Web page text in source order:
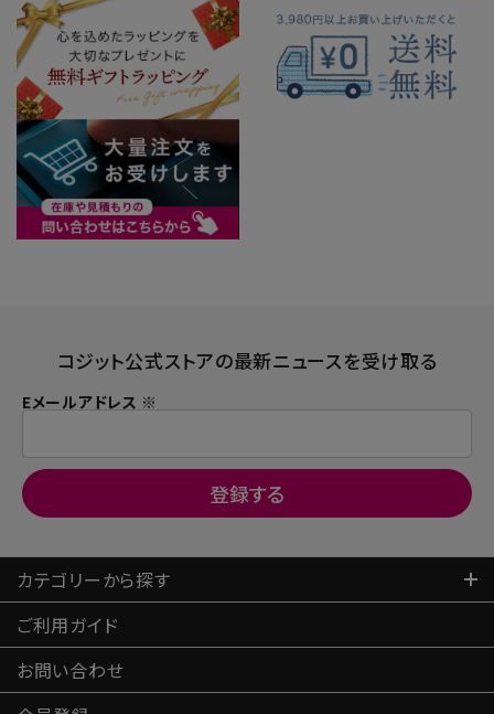
コジット公式ストアの最新ニュースを受け取る
Eメールアドレス ※
カテゴリーから探す
ご利用ガイド
お問い合わせ